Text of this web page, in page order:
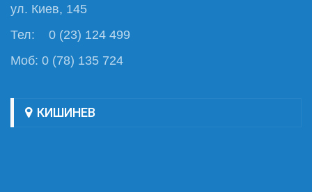
ул. Киев, 145
Тел: 0 (23) 124 499
Моб: 0 (78) 135 724
КИШИНЕВ